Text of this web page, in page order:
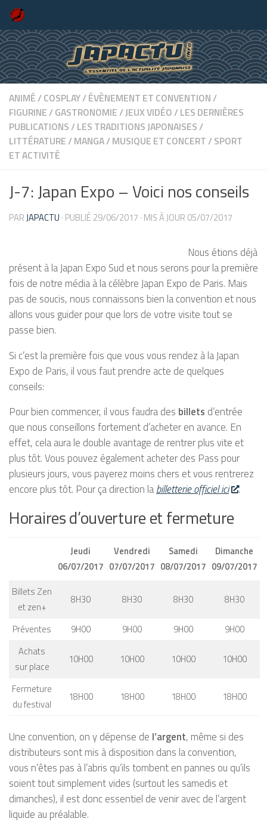
Skip to content
ANIMÉ/COSPLAY/ÉVÈNEMENT ET CONVENTION/
FIGURINE/GASTRONOMIE/JEUX VIDÉO/LES DERNIÈRES
PUBLICATIONS/LES TRADITIONS JAPONAISES/
LITTÉRATURE/MANGA/MUSIQUE ET CONCERT/SPORT
ET ACTIVITÉ
J-7: Japan Expo – Voici nos conseils
PARJAPACTU · PUBLIÉ 29/06/2017 · MIS À JOUR 05/07/2017
Nous étions déjà
présent à la Japan Expo Sud et nous serons pour la première
fois de notre média à la célèbre Japan Expo de Paris. Mais
pas de soucis, nous connaissons bien la convention et nous
allons vous guider pour que lors de votre visite tout se
passe bien.
Si c’est la première fois que vous vous rendez à la Japan
Expo de Paris, il vous faut prendre acte de quelques
conseils:
Pour bien commencer, il vous faudra des billets d’entrée
que nous conseillons fortement d’acheter en avance. En
effet, cela aura le double avantage de rentrer plus vite et
plus tôt. Vous pouvez également acheter des Pass pour
plusieurs jours, vous payerez moins chers et vous rentrerez
encore plus tôt. Pour ça direction la billetterie officiel ici .
Horaires d’ouverture et fermeture
Jeudi
06/07/2017
Vendredi
07/07/2017
Samedi
08/07/2017
Dimanche
09/07/2017
Billets Zen
et zen+
8H30 8H30 8H30 8H30
Préventes 9H00 9H00 9H00
9H00
Achats
sur place
10H00 10H00 10H00 10H00
Fermeture
du festival
18H00 18H00 18H00 18H00
Une convention, on y dépense de l’argent, même si des
distributeurs sont mis à disposition dans la convention,
vous n’êtes pas à l’abris qu’ils tombent en pannes ou qu’ils
soient tout simplement vides (surtout les samedis et
dimanches), il est donc essentiel de venir avec de l’argent
liquide au préalable.